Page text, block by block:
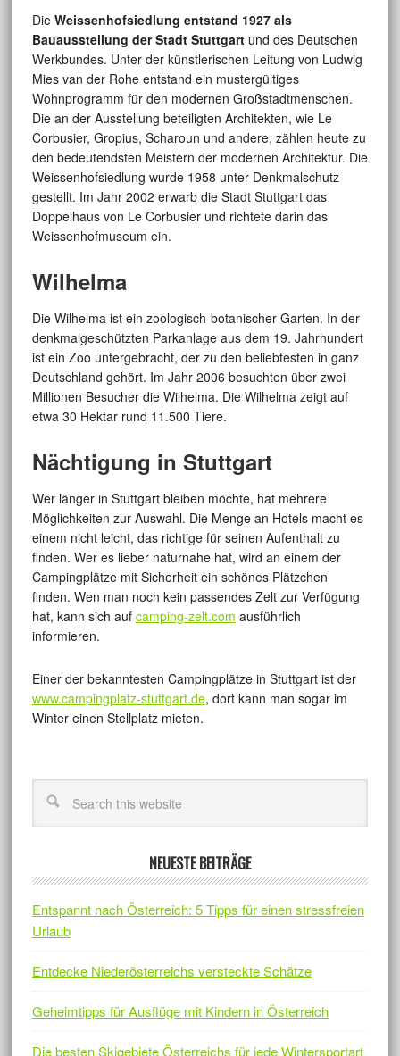
Die Weissenhofsiedlung entstand 1927 als
Bauausstellung der Stadt Stuttgartund des Deutschen
Werkbundes. Unter der künstlerischen Leitung von Ludwig
Mies van der Rohe entstand ein mustergültiges
Wohnprogramm für den modernen Großstadtmenschen.
Die an der Ausstellung beteiligten Architekten, wie Le
Corbusier, Gropius, Scharoun und andere, zählen heute zu
den bedeutendsten Meistern der modernen Architektur. Die
Weissenhofsiedlung wurde 1958 unter Denkmalschutz
gestellt. Im Jahr 2002 erwarb die Stadt Stuttgart das
Doppelhaus von Le Corbusier und richtete darin das
Weissenhofmuseum ein.
Wilhelma
Die Wilhelma ist ein zoologisch-botanischer Garten. In der
denkmalgeschützten Parkanlage aus dem 19. Jahrhundert
ist ein Zoo untergebracht, der zu den beliebtesten in ganz
Deutschland gehört. Im Jahr 2006 besuchten über zwei
Millionen Besucher die Wilhelma. Die Wilhelma zeigt auf
etwa 30 Hektar rund 11.500 Tiere.
Nächtigung in Stuttgart
Wer länger in Stuttgart bleiben möchte, hat mehrere
Möglichkeiten zur Auswahl. Die Menge an Hotels macht es
einem nicht leicht, das richtige für seinen Aufenthalt zu
finden. Wer es lieber naturnahe hat, wird an einem der
Campingplätze mit Sicherheit ein schönes Plätzchen
finden. Wen man noch kein passendes Zelt zur Verfügung
hat, kann sich auf camping-zelt.com ausführlich
informieren.
Einer der bekanntesten Campingplätze in Stuttgart ist der
www.campingplatz-stuttgart.de, dort kann man sogar im
Winter einen Stellplatz mieten.
NEUESTE BEITRÄGE
Entspannt nach Österreich: 5 Tipps für einen stressfreien
Urlaub
Entdecke Niederösterreichs versteckte Schätze
Geheimtipps für Ausflüge mit Kindern in Österreich
Die besten Skigebiete Österreichs für jede Wintersportart